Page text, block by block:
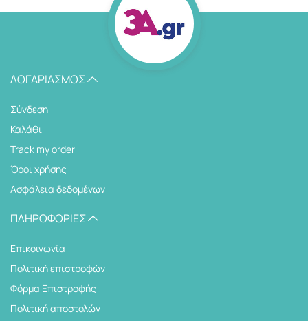
ΛΟΓΑΡΙΑΣΜΌΣ
Σύνδεση
Καλάθι
Track my order
Όροι χρήσης
Ασφάλεια δεδομένων
ΠΛΗΡΟΦΟΡΊΕΣ
Επικοινωνία
Πολιτική επιστροφών
Φόρμα Επιστροφής
Πολιτική αποστολών